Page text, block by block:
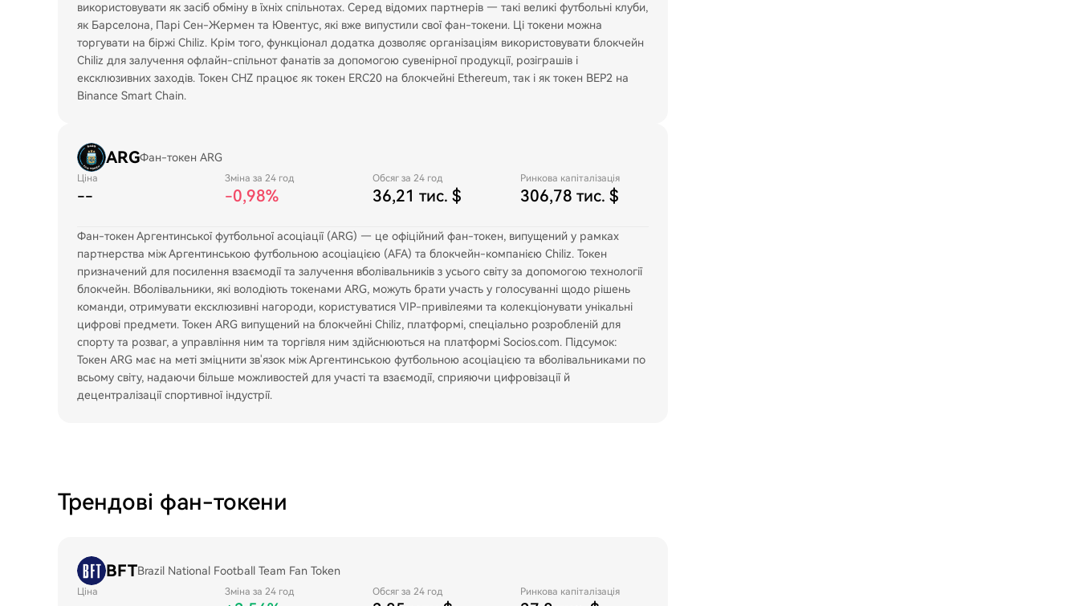
використовувати як засіб обміну в їхніх спільнотах. Серед відомих партнерів — такі великі футбольні клуби,
як Барселона, Парі Сен-Жермен та Ювентус, які вже випустили свої фан-токени. Ці токени можна
торгувати на біржі Chiliz. Крім того, функціонал додатка дозволяє організаціям використовувати блокчейн
Chiliz для залучення офлайн-спільнот фанатів за допомогою сувенірної продукції, розіграшів і
ексклюзивних заходів. Токен CHZ працює як токен ERC20 на блокчейні Ethereum, так і як токен BEP2 на
Binance Smart Chain.
ARGФан-токен ARG
Ціна
--
Зміна за 24 год
-0,98%
Обсяг за 24 год
36,21 тис. $
Ринкова капіталізація
306,78 тис. $
Фан-токен Аргентинської футбольної асоціації (ARG) — це офіційний фан-токен, випущений у рамках
партнерства між Аргентинською футбольною асоціацією (AFA) та блокчейн-компанією Chiliz. Токен
призначений для посилення взаємодії та залучення вболівальників з усього світу за допомогою технології
блокчейн. Вболівальники, які володіють токенами ARG, можуть брати участь у голосуванні щодо рішень
команди, отримувати ексклюзивні нагороди, користуватися VIP-привілеями та колекціонувати унікальні
цифрові предмети. Токен ARG випущений на блокчейні Chiliz, платформі, спеціально розробленій для
спорту та розваг, а управління ним та торгівля ним здійснюються на платформі Socios.com. Підсумок:
Токен ARG має на меті зміцнити зв'язок між Аргентинською футбольною асоціацією та вболівальниками по
всьому світу, надаючи більше можливостей для участі та взаємодії, сприяючи цифровізації й
децентралізації спортивної індустрії.
Трендові фан-токени
BFTBrazil National Football Team Fan Token
Ціна Зміна за 24 год Обсяг за 24 год Ринкова капіталізація